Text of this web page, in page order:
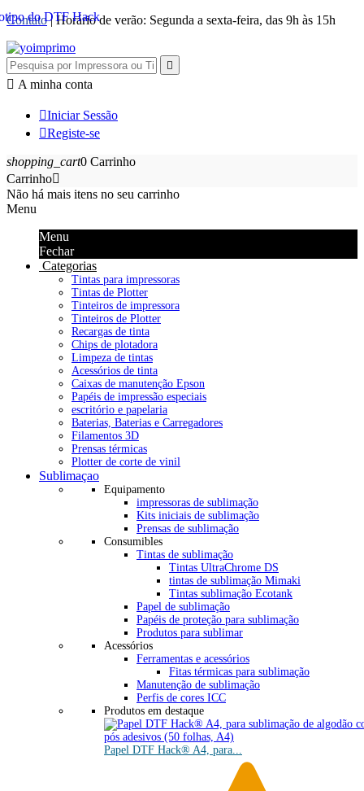
Contato| Horário de verão: Segunda a sexta-feira, das 9h às 15h

 A minha conta
Iniciar Sessão
Registe-se
shopping_cart0 Carrinho
Carrinho
Não há mais itens no seu carrinho
Menu
Menu
Fechar
Categorias
Tintas para impressoras
Tintas de Plotter
Tinteiros de impressora
Tinteiros de Plotter
Recargas de tinta
Chips de plotadora
Limpeza de tintas
Acessórios de tinta
Caixas de manutenção Epson
Papéis de impressão especiais
escritório e papelaria
Baterias, Baterias e Carregadores
Filamentos 3D
Prensas térmicas
Plotter de corte de vinil
Sublimaçao
Equipamento
impressoras de sublimação
Kits iniciais de sublimação
Prensas de sublimação
Consumibles
Tintas de sublimação
Tintas UltraChrome DS
tintas de sublimação Mimaki
Tintas sublimação Ecotank
Papel de sublimação
Papéis de proteção para sublimação
Produtos para sublimar
Acessórios
Ferramentas e acessórios
Fitas térmicas para sublimação
Manutenção de sublimação
Perfis de cores ICC
Produtos em destaque
Papel DTF Hack® A4, para...